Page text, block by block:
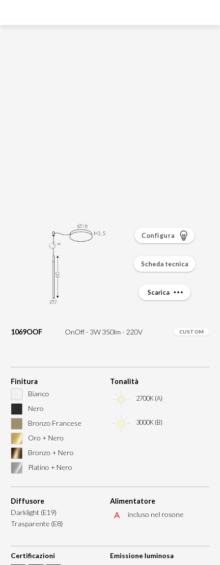
1069OOF OnOff - 3W 350lm - 220V CUSTOM
Finitura
Bianco
Nero
Bronzo Francese
Oro + Nero
Bronzo + Nero
Platino + Nero
Tonalità
2700K (A)
3000K (B)
Diffusore
Darklight (E19)
Trasparente (E8)
Alimentatore
incluso nel rosone
Certificazioni Emissione luminosa
Configura
Scheda tecnica
Scarica